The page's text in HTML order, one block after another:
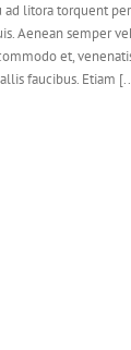
litora torquent
Aenean semper
et,
faucibus. Etiam